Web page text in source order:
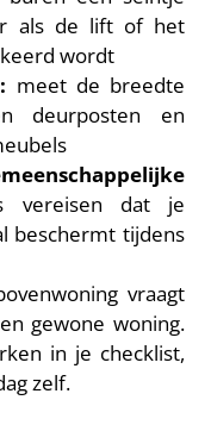
als de lift of het
wordt
meet de breedte
deurposten en
vereisen dat je
beschermt tijdens
vraagt
gewone woning.
in je checklist,
zelf.